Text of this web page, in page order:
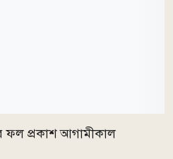
ফল প্রকাশ আগামীকাল